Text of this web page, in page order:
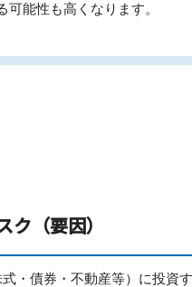
能性も高くなります。
（要因）
・債券・不動産等）に投資